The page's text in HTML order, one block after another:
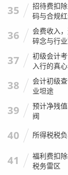
我最近在帮一家
能看懂他们烧
量、获客成本
建立了一套新
的广告投放。
你看，这就是
错别字的人，
人工智能可以
坐在对面的
因为市场策略
35
招待费扣
码与合规
36
会费收入
碎念与行
37
初级会计
入行的真
38
会计初级
业坦途
39
预计净残
阀
40 所得税税
41
福利费扣
税务雷区